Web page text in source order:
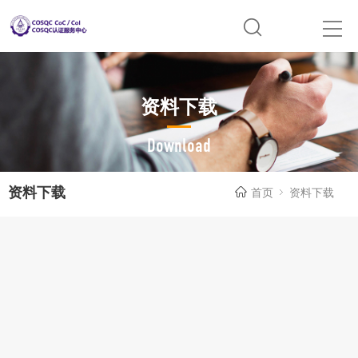
资料下载
Download
资料下载 首页 资料下载